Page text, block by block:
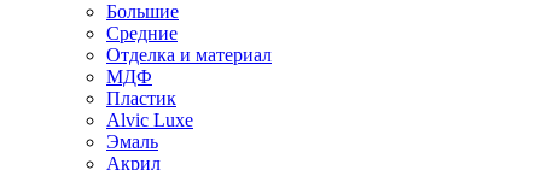
Большие
Средние
Отделка и материал
МДФ
Пластик
Alvic Luxe
Эмаль
Акрил